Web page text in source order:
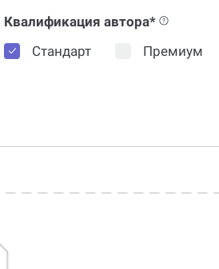
Квалификация автора*
Стандарт
Премиум